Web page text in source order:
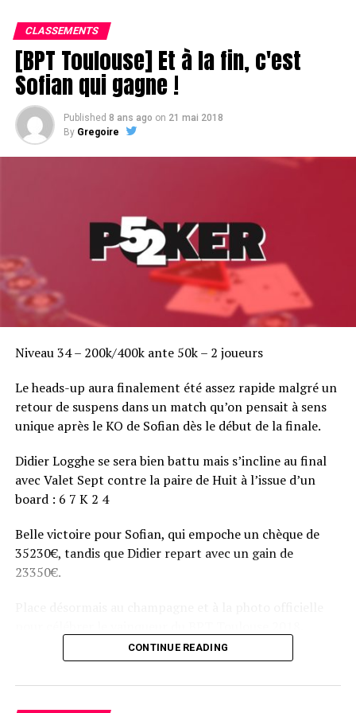
CLASSEMENTS
[BPT Toulouse] Et à la fin, c'est
Sofian qui gagne !
Published 8 ans ago on 21 mai 2018
By Gregoire
Niveau 34 – 200k/400k ante 50k – 2 joueurs
Le heads-up aura finalement été assez rapide malgré un
retour de suspens dans un match qu’on pensait à sens
unique après le KO de Sofian dès le début de la finale.
Didier Logghe se sera bien battu mais s’incline au final
avec Valet Sept contre la paire de Huit à l’issue d’un
board : 6 7 K 2 4
Belle victoire pour Sofian, qui empoche un chèque de
35230€, tandis que Didier repart avec un gain de
23350€.
CONTINUE READING